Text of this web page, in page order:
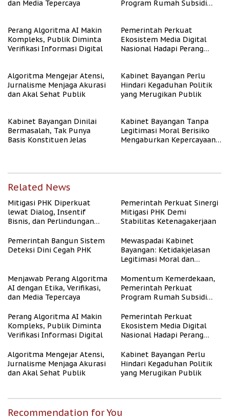
dan Media Tepercaya
Program Rumah Subsidi
Perang Algoritma AI Makin
Kompleks, Publik Diminta
Verifikasi Informasi Digital
Pemerintah Perkuat
Ekosistem Media Digital
Nasional Hadapi Perang
Algoritma Mengejar Atensi,
Jurnalisme Menjaga Akurasi
dan Akal Sehat Publik
Kabinet Bayangan Perlu
Hindari Kegaduhan Politik
yang Merugikan Publik
Kabinet Bayangan Dinilai
Bermasalah, Tak Punya
Basis Konstituen Jelas
Kabinet Bayangan Tanpa
Legitimasi Moral Berisiko
Mengaburkan Kepercayaan
Related News
Mitigasi PHK Diperkuat
lewat Dialog, Insentif
Bisnis, dan Perlindungan
Pemerintah Perkuat Sinergi
Mitigasi PHK Demi
Stabilitas Ketenagakerjaan
Pemerintah Bangun Sistem
Deteksi Dini Cegah PHK
Mewaspadai Kabinet
Bayangan: Ketidakjelasan
Legitimasi Moral dan
Menjawab Perang Algoritma
AI dengan Etika, Verifikasi,
dan Media Tepercaya
Momentum Kemerdekaan,
Pemerintah Perkuat
Program Rumah Subsidi
Berpenghasilan Rendah
Perang Algoritma AI Makin
Kompleks, Publik Diminta
Verifikasi Informasi Digital
Pemerintah Perkuat
Ekosistem Media Digital
Nasional Hadapi Perang
Algoritma Mengejar Atensi,
Jurnalisme Menjaga Akurasi
dan Akal Sehat Publik
Kabinet Bayangan Perlu
Hindari Kegaduhan Politik
yang Merugikan Publik
Recommendation for You